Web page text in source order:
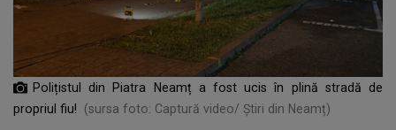
Polițistul din Piatra Neamț a fost ucis în plină stradă de
propriul fiu!
(sursa foto: Captură video/ Știri din Neamț)